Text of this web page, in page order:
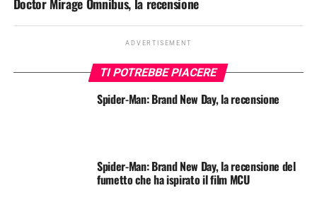
ADVERTISEMENT
TI POTREBBE PIACERE
Spider-Man: Brand New Day, la recensione
Spider-Man: Brand New Day, la recensione del
fumetto che ha ispirato il film MCU